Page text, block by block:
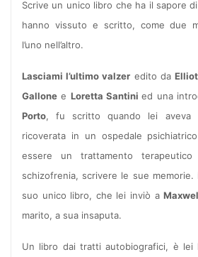
Scrive un unico libro che ha il sapore
hanno vissuto e scritto, come due
l’uno nell’altro.
Lasciami l’ultimo valzer edito da
Gallone e Loretta Santinied una
Porto, fu scritto quando lei aveva
ricoverata in un ospedale
essere un trattamento
schizofrenia, scrivere le sue
suo unico libro, che lei inviò a
marito, a sua insaputa.
Un libro dai tratti autobiografici, è lei